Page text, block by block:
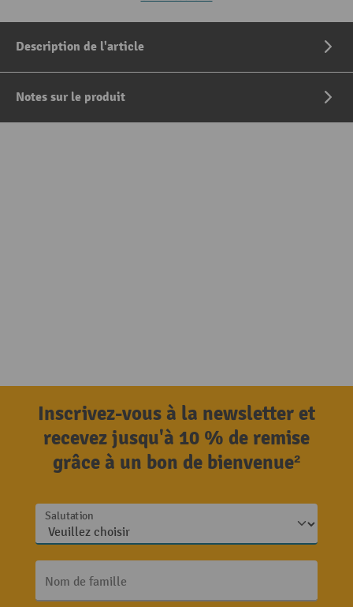
Description de l'article
Notes sur le produit
Inscrivez-vous à la newsletter et
recevez jusqu'à 10 % de remise
grâce à un bon de bienvenue²
Salutation
Nom de famille